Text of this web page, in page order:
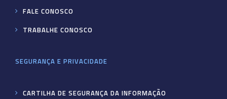
FALE CONOSCO
TRABALHE CONOSCO
SEGURANÇA E PRIVACIDADE
CARTILHA DE SEGURANÇA DA INFORMAÇÃO